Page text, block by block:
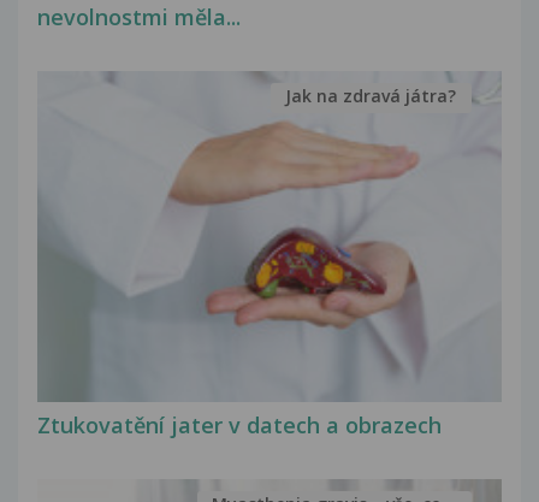
nevolnostmi měla...
Ztukovatění jater v datech a obrazech
Jak na zdravá játra?